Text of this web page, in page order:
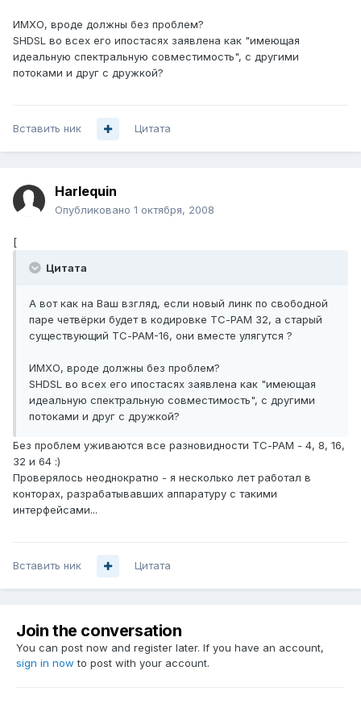
ИМХО, вроде должны без проблем?
SHDSL во всех его ипостасях заявлена как "имеющая
идеальную спектральную совместимость", с другими
потоками и друг с дружкой?
Вставить ник Цитата
Harlequin
Опубликовано 1 октября, 2008
[
Цитата
А вот как на Ваш взгляд, если новый линк по свободной
паре четвёрки будет в кодировке ТС-РАМ 32, а старый
существующий ТС-РАМ-16, они вместе улягутся ?
ИМХО, вроде должны без проблем?
SHDSL во всех его ипостасях заявлена как "имеющая
идеальную спектральную совместимость", с другими
потоками и друг с дружкой?
Без проблем уживаются все разновидности ТС-РАМ - 4, 8, 16,
32 и 64 :)
Проверялось неоднократно - я несколько лет работал в
конторах, разрабатывавших аппаратуру с такими
интерфейсами...
Вставить ник Цитата
Join the conversation
You can post now and register later. If you have an account,
sign in now to post with your account.